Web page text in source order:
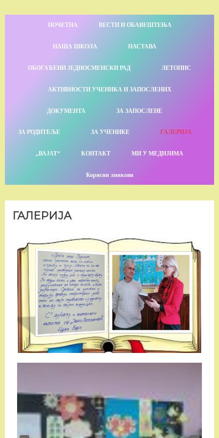
ПОЧЕТНА ВЕСТИ И ОБАВЕШТЕЊА
НАША ШКОЛА НАСТАВА
ОБОГАЋЕНИ ЈЕДНОСМЕНСКИ РАД ЛЕТОПИС
АКТИВНОСТИ УЧЕНИКА И ЗАПОСЛЕНИХ
ДОКУМЕНТА ЗА ЗАПОСЛЕНЕ
ЗА РОДИТЕЉЕ ЗА УЧЕНИКЕ ГАЛЕРИЈА
„ВАЈАТ“ КОНТАКТ МИ У МЕДИЈИМА
Корисни линкови
ГАЛЕРИЈА